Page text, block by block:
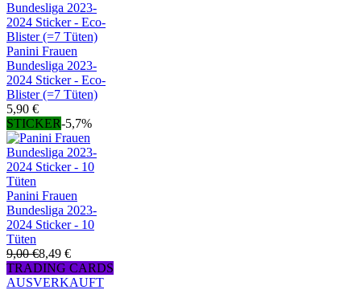
Panini Frauen
Bundesliga 2023-
2024 Sticker - Eco-
Blister (=7 Tüten)
5,90 €
STICKER-5,7%
Panini Frauen
Bundesliga 2023-
2024 Sticker - 10
Tüten
9,00 €8,49 €
TRADING CARDS
AUSVERKAUFT